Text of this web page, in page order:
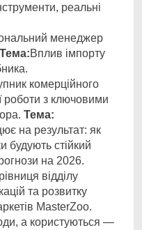
реальні
менеджер
Тема:Вплив імпорту
комерційного
роботи з ключовими
Тема:
на результат: як
будують стійкий
на 2026.
відділу
та розвитку
MasterZoo.
а користуються —